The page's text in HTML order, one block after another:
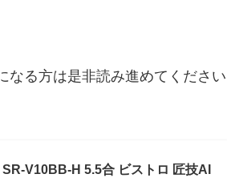
なる方は是非読み進めてください
V10BB-H 5.5合 ビストロ 匠技AI